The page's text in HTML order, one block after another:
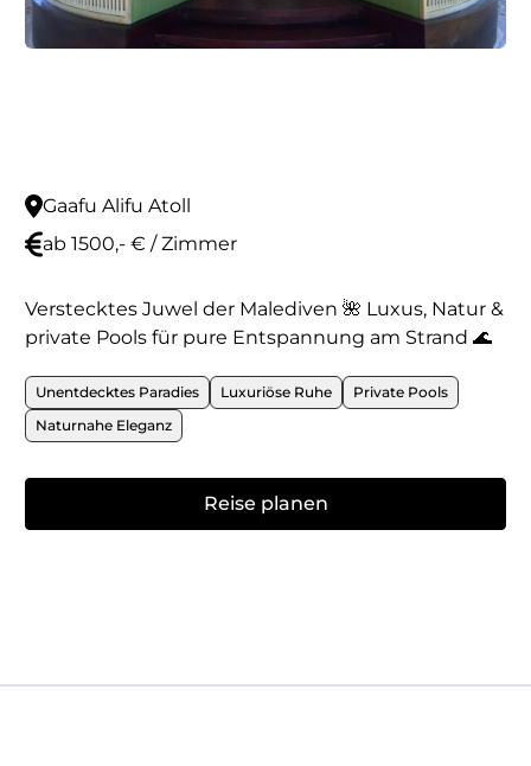
Gaafu Alifu Atoll
ab 1500,- € / Zimmer
Verstecktes Juwel der Malediven 🌺 Luxus, Natur &
private Pools für pure Entspannung am Strand 🌊
Unentdecktes Paradies Luxuriöse Ruhe
Private Pools
Naturnahe Eleganz
Reise planen